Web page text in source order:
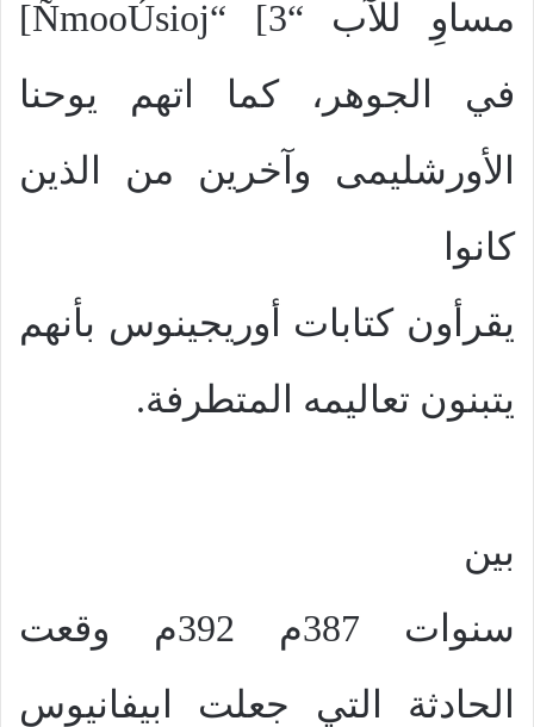
مساوِ للآب “ÑmooÚsioj“ [3
]
في الجوهر، كما اتهم يوحنا
الأورشليمى وآخرين من الذين
كانوا
يقرأون كتابات أوريجينوس بأنهم
يتبنون تعاليمه المتطرفة.
بين
سنوات 387م 392م وقعت
الحادثة التي جعلت ابيفانيوس